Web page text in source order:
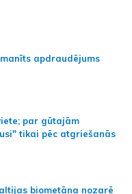
apdraudējums
par gūtajām
tikai pēc atgriešanās
biometāna nozarē